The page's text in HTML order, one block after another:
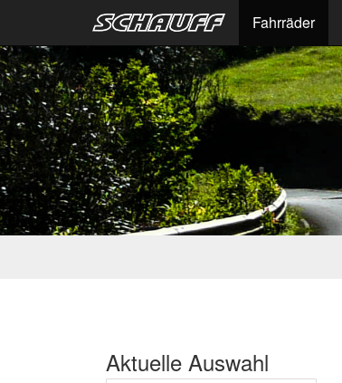
Fahrräder
Aktuelle Auswahl